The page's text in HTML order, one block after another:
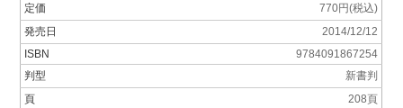
定価
770円(税込)
発売日
2014/12/12
ISBN
9784091867254
判型
新書判
頁
208頁